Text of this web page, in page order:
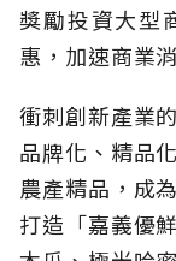
獎勵投資大型
惠，加速商業
衝刺創新產業
品牌化、精品
農產精品，成
打造「嘉義優